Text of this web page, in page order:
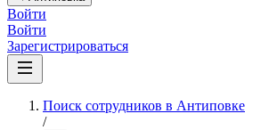
Войти
Войти
Зарегистрироваться
Поиск сотрудников в Антиповке
/